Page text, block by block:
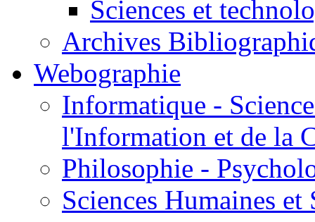
Sciences et
Archives
Webographie
Informatique -
l'Information et de la
Philosophie -
Sciences Humaines et